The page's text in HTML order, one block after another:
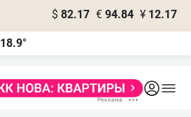
$ 82.17 € 94.84 ¥ 12.17
18.9°